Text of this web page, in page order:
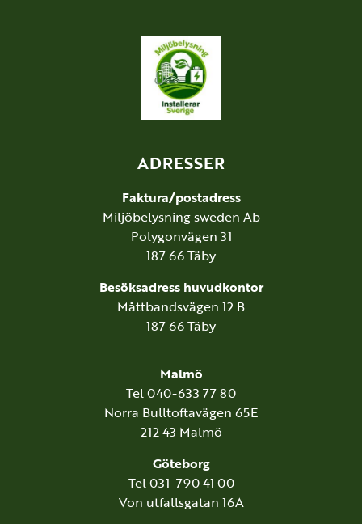
ADRESSER
Faktura/postadress
Miljöbelysning sweden Ab
Polygonvägen 31
187 66 Täby
Besöksadress huvudkontor
Måttbandsvägen 12 B
187 66 Täby
Malmö
Tel 040-633 77 80
Norra Bulltoftavägen 65E
212 43 Malmö
Göteborg
Tel 031-790 41 00
Von utfallsgatan 16A